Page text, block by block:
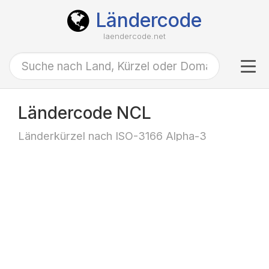
Ländercode
laendercode.net
Ländercode NCL
Länderkürzel nach ISO-3166 Alpha-3